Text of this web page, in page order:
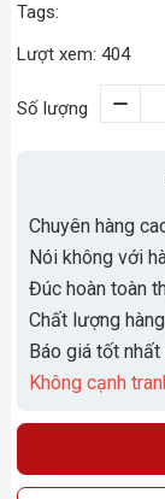
Tags:
Lượt xem: 404
Số lượng
Chuyên hàng
Nói không với
Đúc hoàn toàn
Chất lượng
Báo giá tốt
Không cạnh